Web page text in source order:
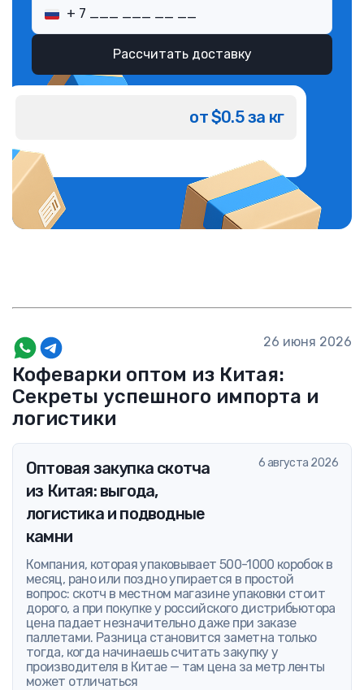
Кофеварки оптом из Китая:
Секреты успешного импорта и
логистики
Рассчитать доставку
от $0.5 за кг
26 июня 2026
Оптовая закупка скотча
из Китая: выгода,
логистика и подводные
камни
6 августа 2026
Компания, которая упаковывает 500-1000 коробок в
месяц, рано или поздно упирается в простой
вопрос: скотч в местном магазине упаковки стоит
дорого, а при покупке у российского дистрибьютора
цена падает незначительно даже при заказе
паллетами. Разница становится заметна только
тогда, когда начинаешь считать закупку у
производителя в Китае — там цена за метр ленты
может отличаться